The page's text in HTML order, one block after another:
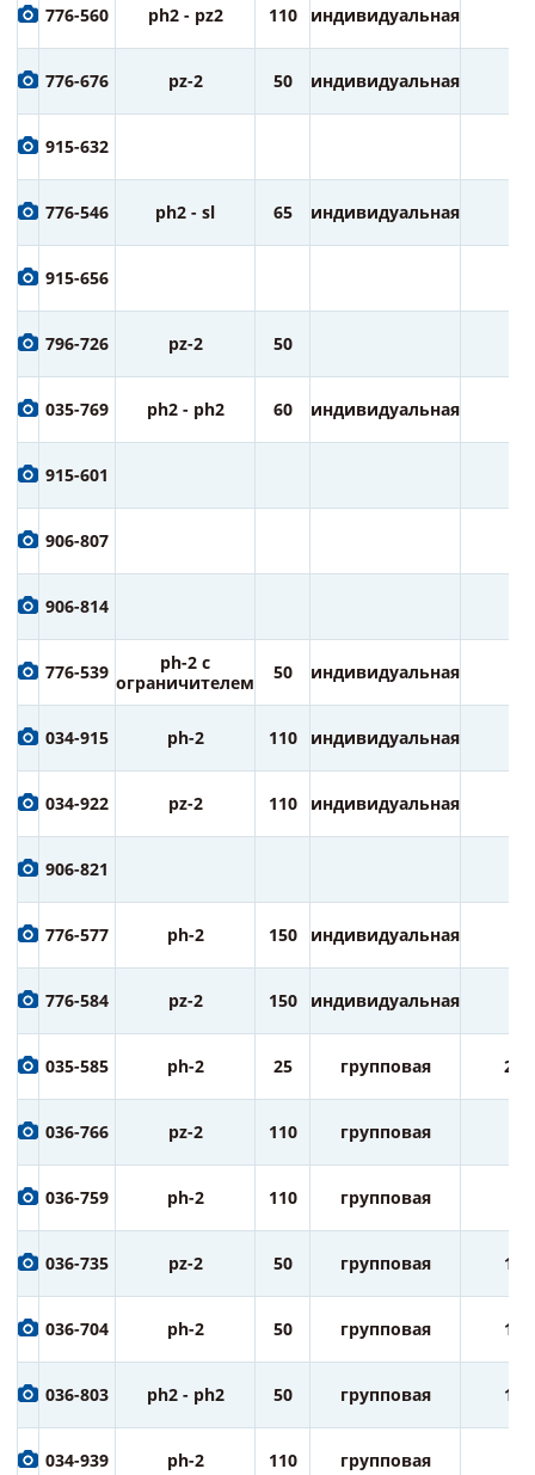
776-560 ph2 - pz2 110 индивидуальная
776-676 pz-2 50 индивидуальная
915-632
776-546 ph2 - sl 65 индивидуальная
915-656
796-726 pz-2 50
035-769 ph2 - ph2 60 индивидуальная
915-601
906-807
906-814
776-539
ph-2 с
ограничителем
50 индивидуальная
034-915 ph-2 110 индивидуальная
034-922 pz-2 110 индивидуальная
906-821
776-577 ph-2 150 индивидуальная
776-584 pz-2 150 индивидуальная
035-585 ph-2 25 групповая 20
036-766 pz-2 110 групповая
036-759 ph-2 110 групповая
036-735 pz-2 50 групповая 10
036-704 ph-2 50 групповая 10
036-803 ph2 - ph2 50 групповая 10
034-939 ph-2 110 групповая